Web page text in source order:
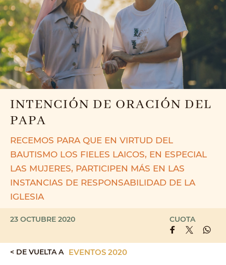
INTENCIÓN DE ORACIÓN DEL
PAPA
RECEMOS PARA QUE EN VIRTUD DEL
BAUTISMO LOS FIELES LAICOS, EN ESPECIAL
LAS MUJERES, PARTICIPEN MÁS EN LAS
INSTANCIAS DE RESPONSABILIDAD DE LA
IGLESIA
23 OCTUBRE 2020 CUOTA
< DE VUELTA A EVENTOS 2020